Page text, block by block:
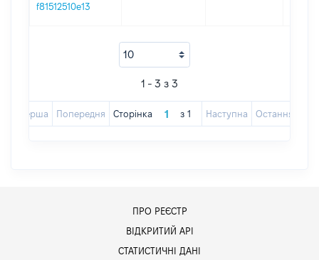
f81512510e13
1 - 3 з 3
Перша Попередня Сторінка з 1 Наступна Остання
ПРО РЕЄСТР
ВІДКРИТИЙ АРІ
СТАТИСТИЧНІ ДАНІ